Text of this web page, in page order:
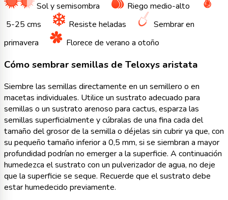
Sol y semisombra
Riego medio-alto
5-25 cms
Resiste heladas
Sembrar en
primavera
Florece de verano a otoño
Cómo sembrar semillas de Teloxys aristata
Siembre las semillas directamente en un semillero o en
macetas individuales. Utilice un sustrato adecuado para
semillas o un sustrato arenoso para cactus, esparza las
semillas superficialmente y cúbralas de una fina cada del
tamaño del grosor de la semilla o déjelas sin cubrir ya que, con
su pequeño tamaño inferior a 0,5 mm, si se siembran a mayor
profundidad podrían no emerger a la superficie. A continuación
humedezca el sustrato con un pulverizador de agua, no deje
que la superficie se seque. Recuerde que el sustrato debe
estar humedecido previamente.